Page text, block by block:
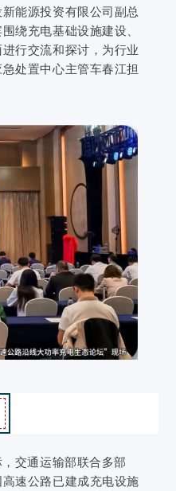
能源投资有限公司副总
绕充电基础设施建设、
行交流和探讨，为行业
处置中心主管车春江担
交通运输部联合多部
速公路已建成充电设施